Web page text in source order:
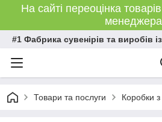
На сайті переоцінка
#1 Фабрика сувенірів та виробів
Товари та послуги Коробки